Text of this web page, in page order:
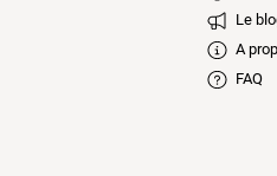
Le
A
FAQ